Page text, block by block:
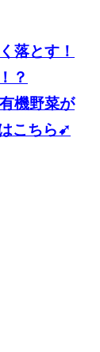
落とす！
？
機野菜が
こちら➹